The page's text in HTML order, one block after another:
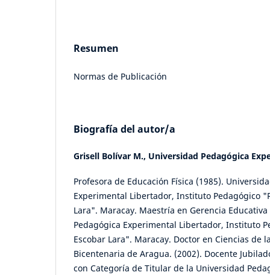
Resumen
Normas de Publicación
Biografía del autor/a
Grisell Bolívar M., Universidad Pedagógica
Profesora de Educación Física (1985).
Experimental Libertador, Instituto Pedagógico
Lara". Maracay. Maestría en Gerencia
Pedagógica Experimental Libertador, Instituto
Escobar Lara". Maracay. Doctor en Ciencias de
Bicentenaria de Aragua. (2002). Docente
con Categoría de Titular de la Universidad